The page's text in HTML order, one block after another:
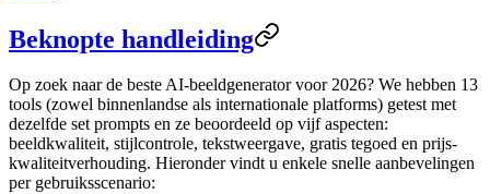
Beknopte handleiding
Op zoek naar de beste AI-beeldgenerator voor 2026? We hebben 13
tools (zowel binnenlandse als internationale platforms) getest met
dezelfde set prompts en ze beoordeeld op vijf aspecten:
beeldkwaliteit, stijlcontrole, tekstweergave, gratis tegoed en prijs-
kwaliteitverhouding. Hieronder vindt u enkele snelle aanbevelingen
per gebruiksscenario: